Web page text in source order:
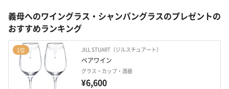
義母へのワイングラス・シャンパングラスのプレゼントの
おすすめランキング
1位 JILL STUART（ジルスチュアート）
ペアワイン
グラス・カップ・酒器
¥6,600